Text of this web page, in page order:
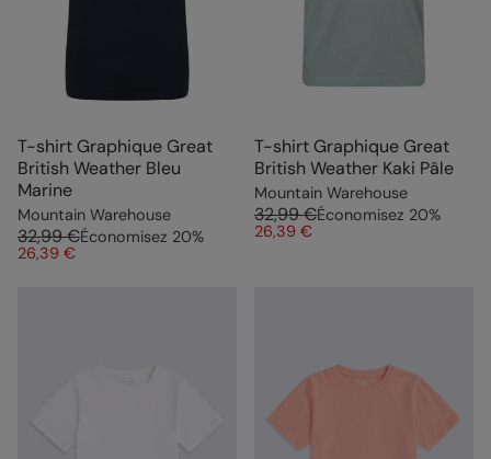
T-shirt Graphique Great
British Weather Bleu
Marine
Mountain Warehouse
32,99 €Économisez 20%
26,39 €
T-shirt Graphique Great
British Weather Kaki Pâle
Mountain Warehouse
32,99 €Économisez 20%
26,39 €